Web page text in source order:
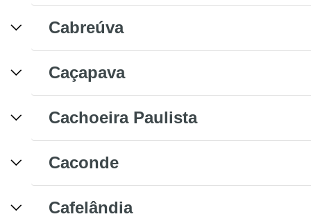
Cabreúva
Caçapava
Cachoeira Paulista
Caconde
Cafelândia